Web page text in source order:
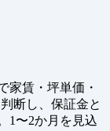
家賃・坪単価・
断し、保証金と
1〜2か月を見込